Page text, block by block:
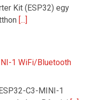
Kit (ESP32) egy
[...]
1 WiFi/Bluetooth
C3-MINI-1